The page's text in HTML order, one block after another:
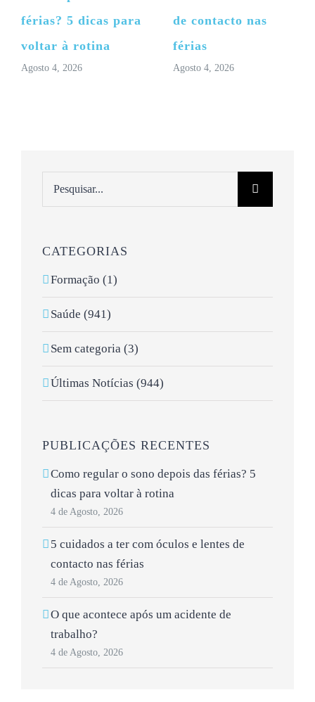
férias? 5 dicas para
voltar à rotina
Agosto 4, 2026
de contacto nas
férias
Agosto 4, 2026
CATEGORIAS
Formação (1)
Saúde (941)
Sem categoria (3)
Últimas Notícias (944)
PUBLICAÇÕES RECENTES
Como regular o sono depois das férias? 5
dicas para voltar à rotina
4 de Agosto, 2026
5 cuidados a ter com óculos e lentes de
contacto nas férias
4 de Agosto, 2026
O que acontece após um acidente de
trabalho?
4 de Agosto, 2026